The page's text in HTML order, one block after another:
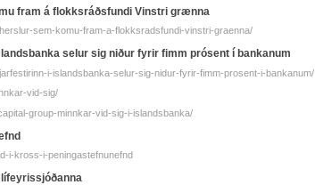
fram á flokksráðsfundi Vinstri grænna
sem-komu-fram-a-flokksradsfundi-vinstri-graenna/
selur sig niður fyrir fimm prósent í bankanum
i-islandsbanka-selur-sig-nidur-fyrir-fimm-prosent-i-bankanum/
vid-sig/
group-minnkar-vid-sig-i-islandsbanka/
i-kross-i-peningastefnunefnd